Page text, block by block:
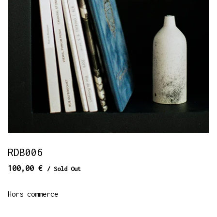
RDB006
100,00 € / Sold Out
Hors commerce